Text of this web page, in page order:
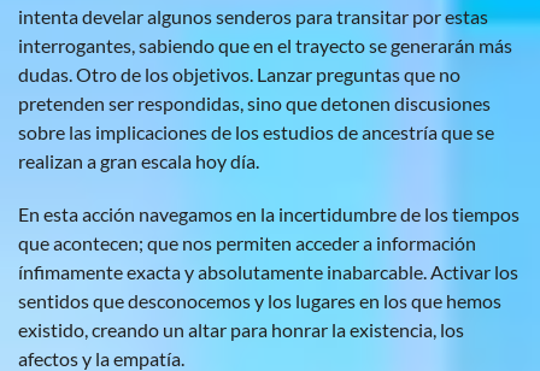
intenta develar algunos senderos para transitar por estas
interrogantes, sabiendo que en el trayecto se generarán más
dudas. Otro de los objetivos. Lanzar preguntas que no
pretenden ser respondidas, sino que detonen discusiones
sobre las implicaciones de los estudios de ancestría que se
realizan a gran escala hoy día.
En esta acción navegamos en la incertidumbre de los tiempos
que acontecen; que nos permiten acceder a información
ínfimamente exacta y absolutamente inabarcable. Activar los
sentidos que desconocemos y los lugares en los que hemos
existido, creando un altar para honrar la existencia, los
afectos y la empatía.